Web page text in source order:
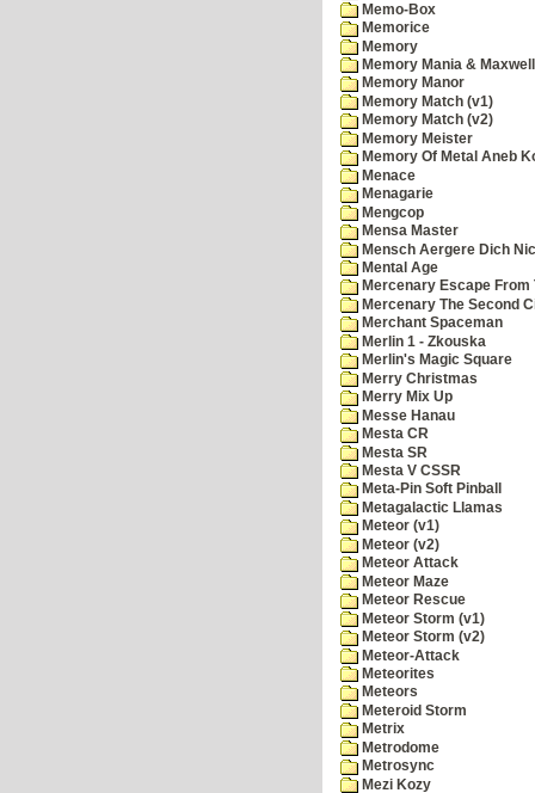
Memo-Box
Memorice
Memory
Memory Mania &
Memory Manor
Memory Match (v1)
Memory Match (v2)
Memory Meister
Memory Of Metal Aneb
Menace
Menagarie
Mengcop
Mensa Master
Mensch Aergere Dich
Mental Age
Mercenary Escape From
Mercenary The Second
Merchant Spaceman
Merlin 1 - Zkouska
Merlin's Magic Square
Merry Christmas
Merry Mix Up
Messe Hanau
Mesta CR
Mesta SR
Mesta V CSSR
Meta-Pin Soft Pinball
Metagalactic Llamas
Meteor (v1)
Meteor (v2)
Meteor Attack
Meteor Maze
Meteor Rescue
Meteor Storm (v1)
Meteor Storm (v2)
Meteor-Attack
Meteorites
Meteors
Meteroid Storm
Metrix
Metrodome
Metrosync
Mezi Kozy